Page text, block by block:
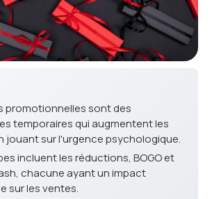
promotionnelles sont des
temporaires qui augmentent les
jouant sur l'urgence psychologique.
incluent les réductions, BOGO et
chacune ayant un impact
sur les ventes.